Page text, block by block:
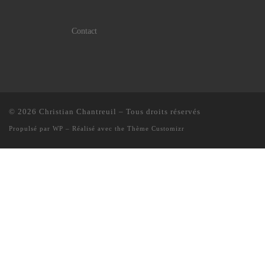
Contact
© 2026 Christian Chantreuil – Tous droits réservés
Propulsé par WP – Réalisé avec the Thème Customizr